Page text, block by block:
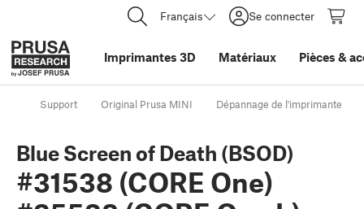
Français Se connecter
Imprimantes 3D Matériaux Pièces &
Support Original Prusa MINI Dépannage de l'imprimante
Blue Screen of Death (BSOD)
#31538 (CORE One)